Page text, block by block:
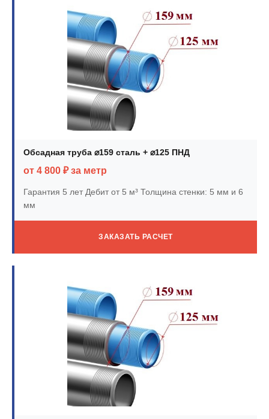
Обсадная труба ⌀159 сталь + ⌀125 ПНД
от 4 800 ₽ за метр
Гарантия 5 летДебит от 5 м³ Толщина стенки: 5 мм и 6
мм
ЗАКАЗАТЬ РАСЧЕТ